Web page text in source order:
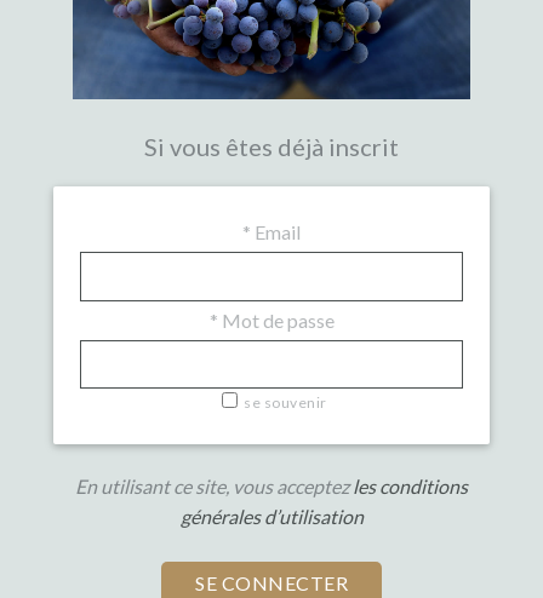
Si vous êtes déjà inscrit
* Email
* Mot de passe
se souvenir
En utilisant ce site, vous acceptezles conditions
générales d’utilisation